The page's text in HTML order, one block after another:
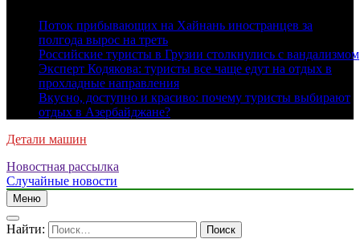
Поток прибывающих на Хайнань иностранцев за
полгода вырос на треть
Российские туристы в Грузии столкнулись с вандализмом
Эксперт Кодякова: туристы все чаще едут на отдых в
прохладные направления
Вкусно, доступно и красиво: почему туристы выбирают
отдых в Азербайджане?
Детали машин
Новостная рассылка
Случайные новости
Меню
Найти: